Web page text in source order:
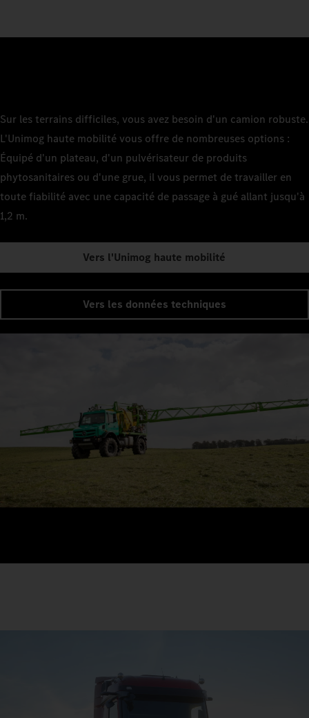
Sur les terrains difficiles, vous avez besoin d'un camion robuste.
L'Unimog haute mobilité vous offre de nombreuses options :
Équipé d'un plateau, d'un pulvérisateur de produits
phytosanitaires ou d'une grue, il vous permet de travailler en
toute fiabilité avec une capacité de passage à gué allant jusqu'à
1,2 m.
Vers l'Unimog haute mobilité
Vers les données techniques